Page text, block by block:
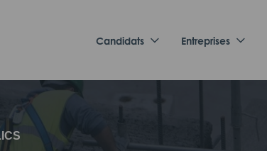
Candidats Entreprises